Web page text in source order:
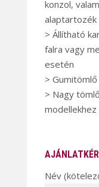
konzol,
alaptartozék
> Állítható
falra vagy
esetén
>
> Nagy
modellekhez
Név